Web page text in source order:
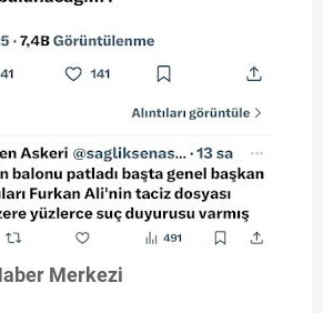
Merkezi